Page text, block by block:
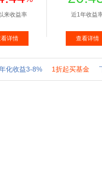
来收益率
详情
近1年收益
查看详情
化收益3-8% 1折起买基金